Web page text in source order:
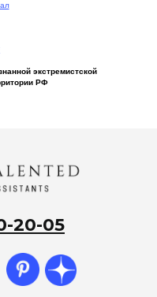
экстремистской
РФ
20-05